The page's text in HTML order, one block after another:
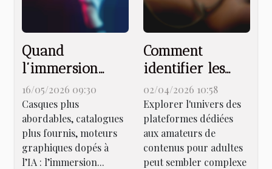
Quand
l’immersion
virtuelle
redéfinit les
frontières du
plaisir ludique
16/05/2026 09:30
Casques plus
abordables, catalogues
plus fournis, moteurs
graphiques dopés à
l’IA : l’immersion...
Comment
identifier les
meilleures
plateformes
pour amateurs
de contenus
adultes ?
02/04/2026 10:58
Explorer l'univers des
plateformes dédiées
aux amateurs de
contenus pour adultes
peut sembler complexe